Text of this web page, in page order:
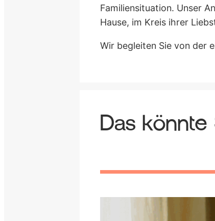
Familiensituation. Unser
Hause, im Kreis ihrer
Wir begleiten Sie von der
Das